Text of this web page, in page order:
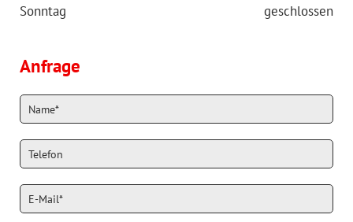
Sonntag
geschlossen
Anfrage